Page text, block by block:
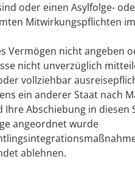
oder einen Asylfolge-
Mitwirkungspflichten im
Vermögen nicht angeben
nicht unverzüglich
vollziehbar
ein anderer Staat nach
Abschiebung in diesen
angeordnet wurde
ablehnen.